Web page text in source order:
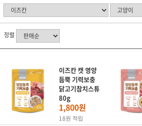
정렬
이즈칸 캣 영양
듬뿍 기력보충
닭고기참치스튜
80g
1,800원
18원 적립